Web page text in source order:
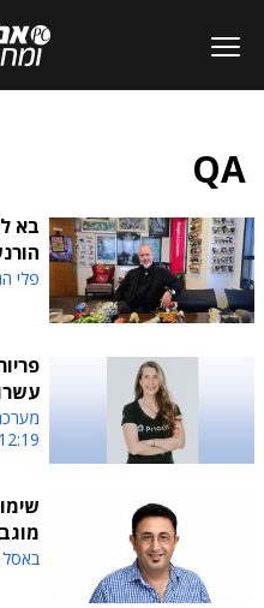
QA
בא
פלי
12:19
באסל